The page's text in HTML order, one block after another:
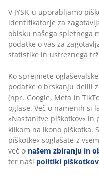
V JYSK-u uporabljamo
identifikatorje za
obisku našega spletnega
podatke o vas za
statistike in ustreznega
Ko sprejmete
podatke o brskanju delili
(npr. Google, Meta in
oglase. Več o namenih si
»Nastanitve piškotkov« in
klikom na ikono piškotka.
piškotke« soglašate z
več o našem zbiranju in
ter naši politiki piškotkov